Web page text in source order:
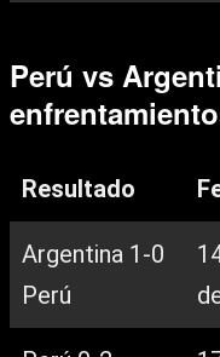
Perú vs
Resultado
Argentina 1-0
Perú